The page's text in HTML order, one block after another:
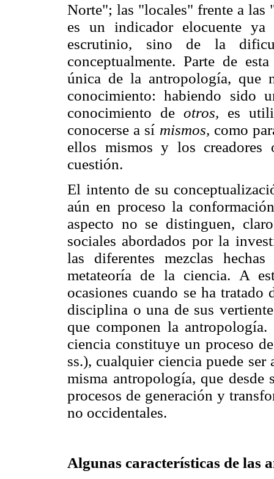
Norte"; las "locales" frente a las
es un indicador elocuente
escrutinio, sino de la
conceptualmente. Parte de
única de la antropología, que
conocimiento: habiendo sido
conocimiento de otros, es
conocerse a sí mismos, como
ellos mismos y los creadores
cuestión.
El intento de su
aún en proceso la
aspecto no se distinguen,
sociales abordados por la
las diferentes mezclas
metateoría de la ciencia. A
ocasiones cuando se ha
disciplina o una de sus
que componen la
ciencia constituye un proceso
ss.), cualquier ciencia puede
misma antropología, que
procesos de generación y
no occidentales.
Algunas características de las